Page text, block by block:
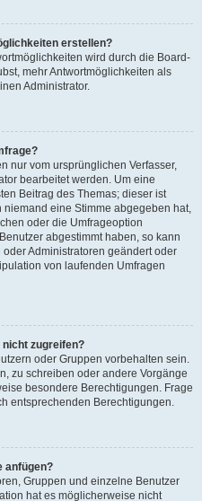
erstellen?
wird durch die Board-
mehr Antwortmöglichkeiten als
Administrator.
nur vom ursprünglichen Verfasser,
bearbeitet werden. Um eine
Beitrag des Themas; dieser ist
niemand eine Stimme abgegeben hat,
oder die Umfrageoption
abgestimmt haben, so kann
Administratoren geändert oder
von laufenden Umfragen
zugreifen?
oder Gruppen vorbehalten sein.
zu schreiben oder andere Vorgänge
besondere Berechtigungen. Frage
entsprechenden Berechtigungen.
anfügen?
Gruppen und einzelne Benutzer
hat es möglicherweise nicht